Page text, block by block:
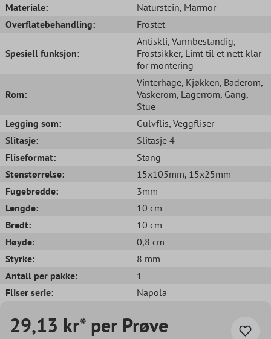
Materiale:
Naturstein, Marmor
Overflatebehandling:
Frostet
Spesiell funksjon:
Antiskli, Vannbestandig,
Frostsikker, Limt til et nett klar
for montering
Rom:
Vinterhage, Kjøkken, Baderom,
Vaskerom, Lagerrom, Gang,
Stue
Legging som:
Gulvflis, Veggfliser
Slitasje:
Slitasje 4
Fliseformat:
Stang
Stenstørrelse:
15x105mm, 15x25mm
Fugebredde:
3mm
Lengde:
10 cm
Bredt:
10 cm
Høyde:
0,8 cm
Styrke:
8 mm
Antall per pakke:
1
Fliser serie:
Napola
29,13 kr* per Prøve